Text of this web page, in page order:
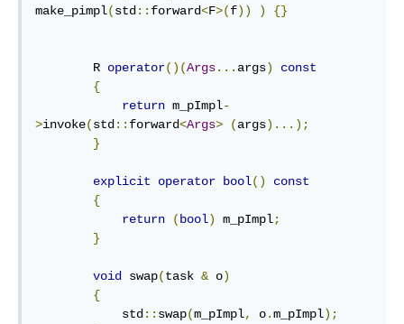
make_pimpl(std :: forward<F>(f)) ) {}
        R
operator()(Args... args)
const
{
return m_pImpl-
>invoke(std :: forward<Args> (args)...);
}
explicit operator bool()
const
{
return
( bool) m_pImpl;
}
void swap(task & o)
{
            std
:: swap(m_pImpl, o.m_pImpl);